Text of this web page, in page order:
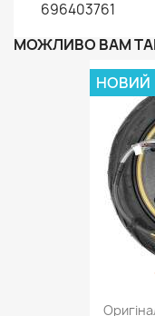
696403761
МОЖЛИВО ВАМ
НОВИЙ